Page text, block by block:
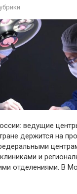
ведущие
держится на
и
отделениями. В